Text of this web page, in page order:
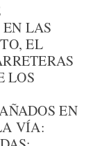
LAS
EL
LOS
EN
VÍA: